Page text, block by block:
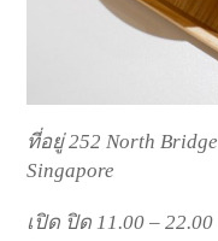
ที่อยู่ 252 North
Singapore
เปิด ปิด 11.00 – 22.00